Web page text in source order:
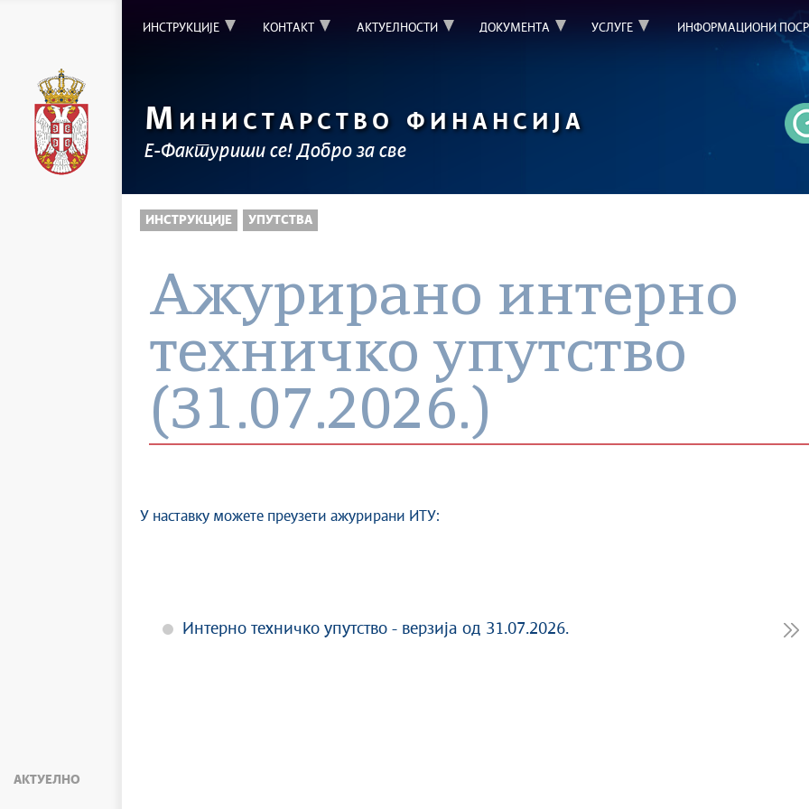
АКТУЕЛНО
ИНСТРУКЦИЈЕ КОНТАКТ АКТУЕЛНОСТИ ДОКУМЕНТА УСЛУГЕ ИНФОРМАЦИОНИ
М ИНИСТАРСТВО ФИНАНСИЈА
Е-Фактуриши се! Добро за све
ИНСТРУКЦИЈЕ УПУТСТВА
Ажурирано интерно
техничко упутство
(31.07.2026.)
У наставку можете преузети ажурирани ИТУ:
Интерно техничко упутство - верзија од 31.07.2026.